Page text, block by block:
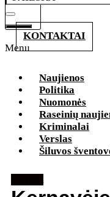
KONTAKTAI
Menu
Naujienos
Politika
Nuomonės
Raseinių
Kriminalai
Verslas
Šiluvos